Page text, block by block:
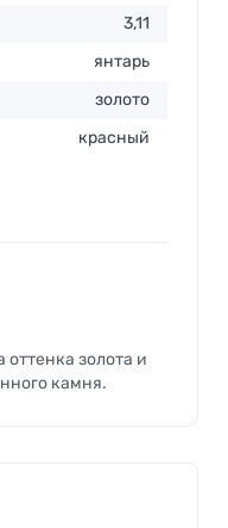
3,11
янтарь
золото
красный
золота и
камня.